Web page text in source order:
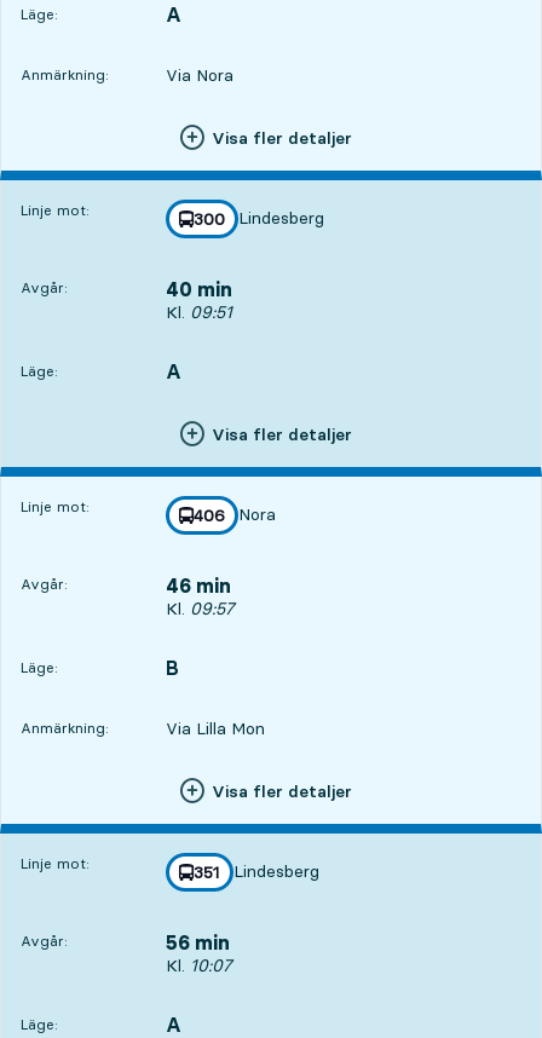
Läge:
LÄGE, A
,
Anmärkning: Via Nora
Visa fler detaljer
Linje mot: linje
300
mot
Lindesberg
,
Avgår: 40 min
Avgår, Kl. 09:51, om 40 min
Kl. 09:51
Läge:
LÄGE, A
,
Visa fler detaljer
Linje mot: linje
406
mot
Nora
,
Avgår: 46 min
Avgår, Kl. 09:57, om 46 min
Kl. 09:57
Läge:
LÄGE, B
,
Anmärkning: Via Lilla Mon
Visa fler detaljer
Linje mot: linje
351
mot
Lindesberg
,
Avgår: 56 min
Avgår, Kl. 10:07, om 56 min
Kl. 10:07
Läge:
LÄGE, A
,